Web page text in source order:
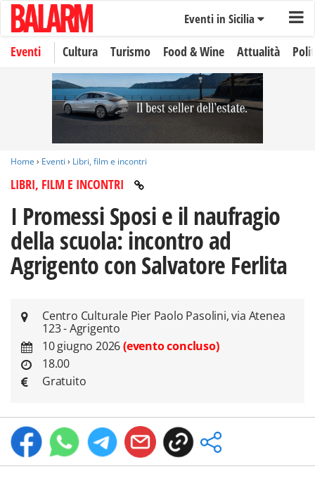
Eventi in Sicilia
Eventi Cultura Turismo Food & Wine Attualità
Home › Eventi › Libri, film e incontri
LIBRI, FILM E INCONTRI
I Promessi Sposi e il naufragio
della scuola: incontro ad
Agrigento con Salvatore Ferlita
Centro Culturale Pier Paolo Pasolini, via Atenea
123 - Agrigento
10 giugno 2026(evento concluso)
18.00
Gratuito